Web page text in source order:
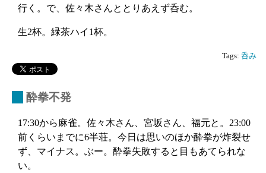
行く。で、佐々木さんととりあえず呑む。
生2杯。緑茶ハイ1杯。
Tags: 呑み
酔拳不発
17:30から麻雀。佐々木さん、宮坂さん、福元と。23:00
前くらいまでに6半荘。今日は思いのほか酔拳が炸裂せ
ず、マイナス。ぶー。酔拳失敗すると目もあてられな
い。